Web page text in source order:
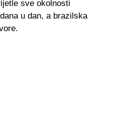
sve okolnosti
u dan, a brazilska